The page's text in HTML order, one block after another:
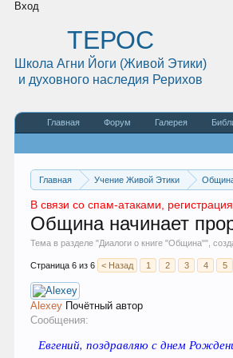
Вход
Главная Учение Живой Этики
В связи со спам-атаками,
Община начинает
Тема в разделе "Диалоги о книге "Община"",
Страница 6 из 6 < Назад 1 2 3 4 5
Alexey Почётный автор
Сообщения:
Евгений, поздравляю с днем
ТЕРОС
Школа Агни Йоги (Живой Этики)
и духовного наследия Рерихов
Главная Форум Галерея